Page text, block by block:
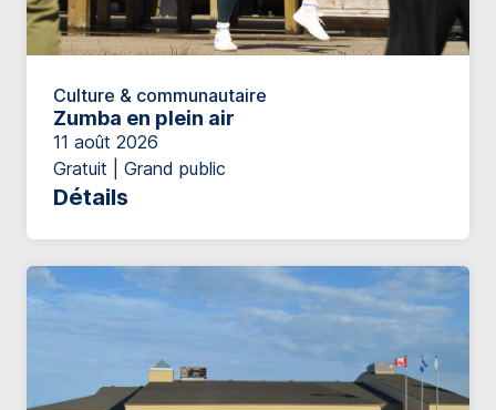
Culture & communautaire
Zumba en plein air
11 août 2026
Gratuit | Grand public
Détails